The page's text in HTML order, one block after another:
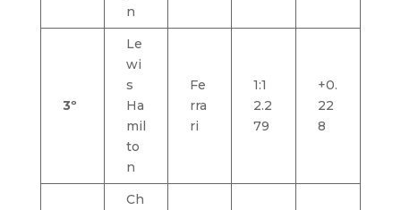
n
3º
Le
wi
s
Ha
mil
to
n
Fe
rra
ri
1:1
2.2
79
+0.
22
8
Ch